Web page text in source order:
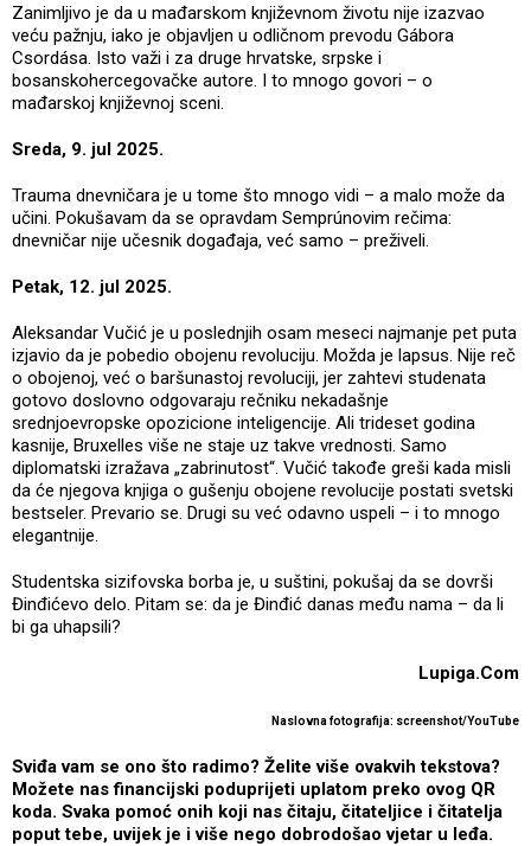
Zanimljivo je da u mađarskom književnom životu nije izazvao
veću pažnju, iako je objavljen u odličnom prevodu Gábora
Csordása. Isto važi i za druge hrvatske, srpske i
bosanskohercegovačke autore. I to mnogo govori – o
mađarskoj književnoj sceni.
Sreda, 9. jul 2025.
Trauma dnevničara je u tome što mnogo vidi – a malo može da
učini. Pokušavam da se opravdam Semprúnovim rečima:
dnevničar nije učesnik događaja, već samo – preživeli.
Petak, 12. jul 2025.
Aleksandar Vučić je u poslednjih osam meseci najmanje pet puta
izjavio da je pobedio obojenu revoluciju. Možda je lapsus. Nije reč
o obojenoj, već o baršunastoj revoluciji, jer zahtevi studenata
gotovo doslovno odgovaraju rečniku nekadašnje
srednjoevropske opozicione inteligencije. Ali trideset godina
kasnije, Bruxelles više ne staje uz takve vrednosti. Samo
diplomatski izražava „zabrinutost“. Vučić takođe greši kada misli
da će njegova knjiga o gušenju obojene revolucije postati svetski
bestseler. Prevario se. Drugi su već odavno uspeli – i to mnogo
elegantnije.
Studentska sizifovska borba je, u suštini, pokušaj da se dovrši
Đinđićevo delo. Pitam se: da je Đinđić danas među nama – da li
bi ga uhapsili?
Lupiga.Com
Naslovna fotografija: screenshot/YouTube
Sviđa vam se ono što radimo? Želite više ovakvih tekstova?
Možete nas financijski poduprijeti uplatom preko ovog QR
koda. Svaka pomoć onih koji nas čitaju, čitateljice i čitatelja
poput tebe, uvijek je i više nego dobrodošao vjetar u leđa.